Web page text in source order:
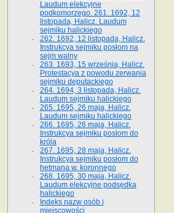
Laudum elekcyjne
podkomorzego. 261. 1692, 12
listopada, Halicz. Laudum
sejmiku halickiego
262. 1692, 12 listopada, Halicz.
Instrukcya sejmiku posłom na
sejm walny
263. 1693, 15 września, Halicz.
Protestacya z powodu zerwania
sejmiku deputackiego
264. 1694, 3 listopada, Halicz.
Laudum sejmiku halickiego
265. 1695, 26 maja, Halicz.
Laudum sejmiku halickiego
266. 1695, 26 maja, Halicz.
Instrukcya sejmiku posłom do
króla
267. 1695, 28 maja, Halicz.
Instrukcya sejmiku posłom do
hetmana w. koronnego
268. 1695, 30 maja, Halicz.
Laudum elekcyjne podsędka
halickiego
Indeks nazw osób i
miejscowości